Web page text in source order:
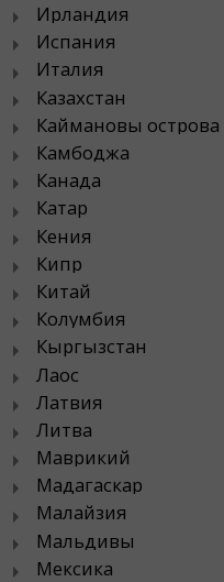
Ирландия
Испания
Италия
Казахстан
Каймановы острова
Камбоджа
Канада
Катар
Кения
Кипр
Китай
Колумбия
Кыргызстан
Лаос
Латвия
Литва
Маврикий
Мадагаскар
Малайзия
Мальдивы
Мексика